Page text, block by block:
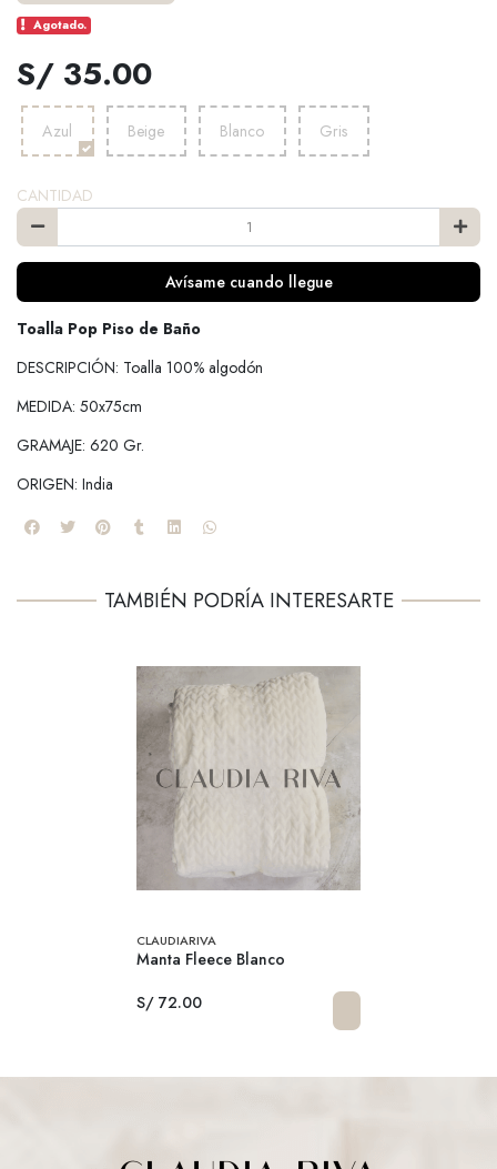
Agotado.
S/ 35.00
Azul Beige Blanco Gris
CANTIDAD
Avísame cuando llegue
Toalla Pop Piso de Baño
DESCRIPCIÓN: Toalla 100% algodón
MEDIDA: 50x75cm
GRAMAJE: 620 Gr.
ORIGEN: India
TAMBIÉN PODRÍA INTERESARTE
CLAUDIARIVA
Manta Fleece Blanco
S/ 72.00